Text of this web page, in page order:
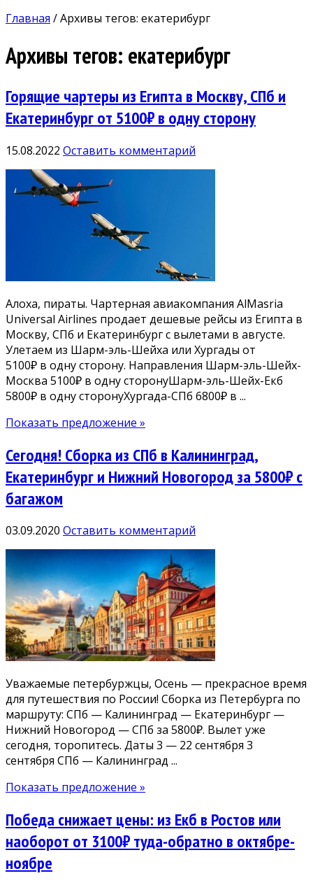
Главная /Архивы тегов: екатерибург
Архивы тегов: екатерибург
Горящие чартеры из Египта в Москву, СПб и
Екатеринбург от 5100₽ в одну сторону
15.08.2022 Оставить комментарий
Алоха, пираты. Чартерная авиакомпания AlMasria
Universal Airlines продает дешевые рейсы из Египта в
Москву, СПб и Екатеринбург с вылетами в августе.
Улетаем из Шарм-эль-Шейха или Хургады от
5100₽ в одну сторону. Направления Шарм-эль-Шейх-
Москва 5100₽ в одну сторонуШарм-эль-Шейх-Екб
5800₽ в одну сторонуХургада-СПб 6800₽ в ...
Показать предложение »
Сегодня! Сборка из СПб в Калининград,
Екатеринбург и Нижний Новогород за 5800₽ с
багажом
03.09.2020 Оставить комментарий
Уважаемые петербуржцы, Осень — прекрасное время
для путешествия по России! Сборка из Петербурга по
маршруту: СПб — Калининград — Екатеринбург —
Нижний Новогород — СПб за 5800₽. Вылет уже
сегодня, торопитесь. Даты 3 — 22 сентября 3
сентября СПб — Калининград ...
Показать предложение »
Победа снижает цены: из Екб в Ростов или
наоборот от 3100₽ туда-обратно в октябре-
ноябре